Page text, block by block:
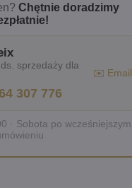
Chętnie doradzimy
sprzedaży dla
307 776
✉️ Email
· Sobota po wcześniejszym